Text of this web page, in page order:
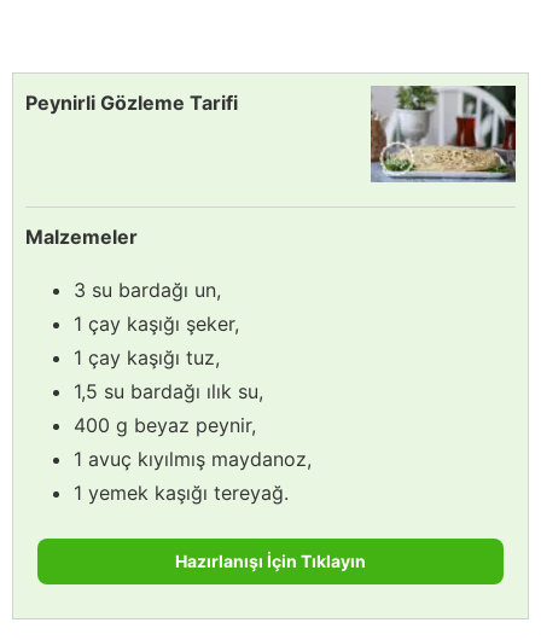
Peynirli Gözleme Tarifi
Malzemeler
3 su bardağı un,
1 çay kaşığı şeker,
1 çay kaşığı tuz,
1,5 su bardağı ılık su,
400 g beyaz peynir,
1 avuç kıyılmış maydanoz,
1 yemek kaşığı tereyağ.
Hazırlanışı İçin Tıklayın